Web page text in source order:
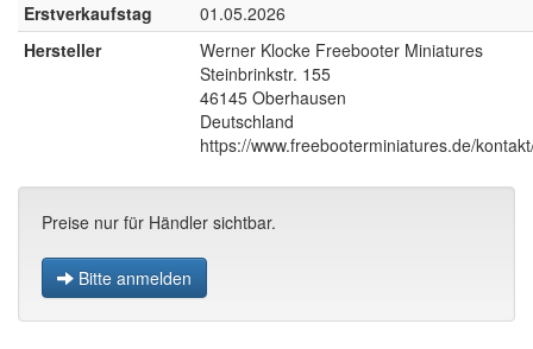
Erstverkaufstag
01.05.2026
Hersteller
Werner Klocke Freebooter Miniatures
Steinbrinkstr. 155
46145 Oberhausen
Deutschland
https://www.freebooterminiatures.de/
Preise nur für Händler sichtbar.
Bitte anmelden